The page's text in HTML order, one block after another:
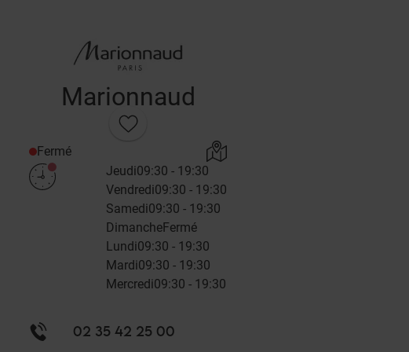
Marionnaud
Fermé
Jeudi09:30 - 19:30
Vendredi09:30 - 19:30
Samedi09:30 - 19:30
DimancheFermé
Lundi09:30 - 19:30
Mardi09:30 - 19:30
Mercredi09:30 - 19:30
02 35 42 25 00